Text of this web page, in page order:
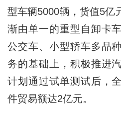
型车辆5000辆，货值5亿
渐由单一的重型自卸卡
公交车、小型轿车多品
务的基础上，积极推进
计划通过试单测试后，
件贸易额达2亿元。